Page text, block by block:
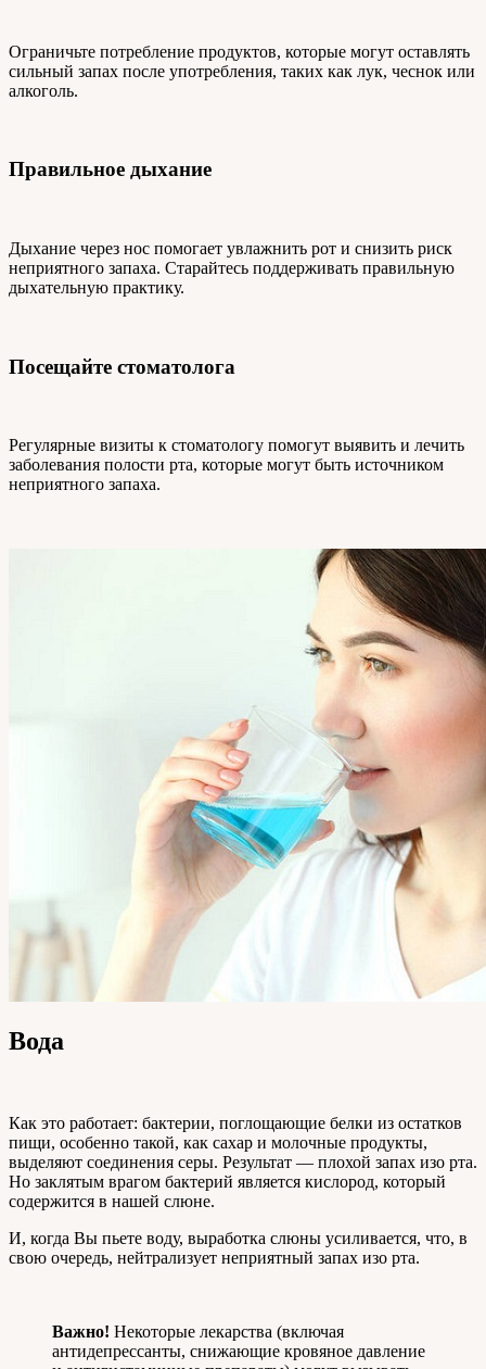
Ограничьте потребление продуктов, которые могут оставлять
сильный запах после употребления, таких как лук, чеснок или
алкоголь.
Правильное дыхание
Дыхание через нос помогает увлажнить рот и снизить риск
неприятного запаха. Старайтесь поддерживать правильную
дыхательную практику.
Посещайте стоматолога
Регулярные визиты к стоматологу помогут выявить и лечить
заболевания полости рта, которые могут быть источником
неприятного запаха.
Вода
Как это работает: бактерии, поглощающие белки из остатков
пищи, особенно такой, как сахар и молочные продукты,
выделяют соединения серы. Результат — плохой запах изо рта.
Но заклятым врагом бактерий является кислород, который
содержится в нашей слюне.
И, когда Вы пьете воду, выработка слюны усиливается, что, в
свою очередь, нейтрализует неприятный запах изо рта.
Важно! Некоторые лекарства (включая
антидепрессанты, снижающие кровяное давление